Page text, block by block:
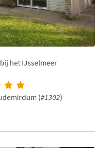
het IJsselmeer
(#1302)